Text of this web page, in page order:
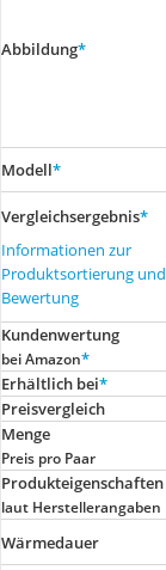
Abbildung*
Modell*
Vergleichsergebnis*
Informationen zur
Produktsortierung und
Bewertung
Kundenwertung
bei Amazon*
Erhältlich bei*
Preis­vergleich
Menge
Preis pro Paar
Produkteigenschaften
laut Herstellerangaben
Wärmedauer